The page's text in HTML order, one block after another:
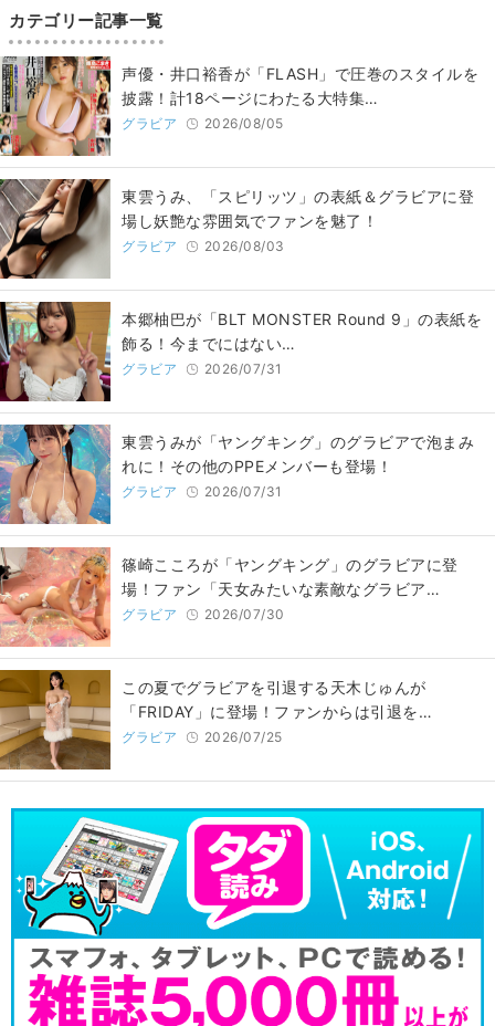
カテゴリー記事一覧
声優・井口裕香が「FLASH」で圧巻のスタイルを
披露！計18ページにわたる大特集…
グラビア 2026/08/05
東雲うみ、「スピリッツ」の表紙＆グラビアに登
場し妖艶な雰囲気でファンを魅了！
グラビア 2026/08/03
本郷柚巴が「BLT MONSTER Round 9」の表紙を
飾る！今までにはない…
グラビア 2026/07/31
東雲うみが「ヤングキング」のグラビアで泡まみ
れに！その他のPPEメンバーも登場！
グラビア 2026/07/31
篠崎こころが「ヤングキング」のグラビアに登
場！ファン「天女みたいな素敵なグラビア…
グラビア 2026/07/30
この夏でグラビアを引退する天木じゅんが
「FRIDAY」に登場！ファンからは引退を…
グラビア 2026/07/25